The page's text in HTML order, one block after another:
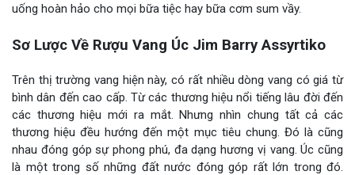
uống hoàn hảo cho mọi bữa tiệc hay bữa cơm sum vầy.
Sơ Lược Về Rượu Vang Úc Jim Barry Assyrtiko
Trên thị trường vang hiện này, có rất nhiều dòng vang có giá từ
bình dân đến cao cấp. Từ các thương hiệu nổi tiếng lâu đời đến
các thương hiệu mới ra mắt. Nhưng nhìn chung tất cả các
thương hiệu đều hướng đến một mục tiêu chung. Đó là cũng
nhau đóng góp sự phong phú, đa dạng hương vị vang. Úc cũng
là một trong số những đất nước đóng góp rất lớn trong đó.